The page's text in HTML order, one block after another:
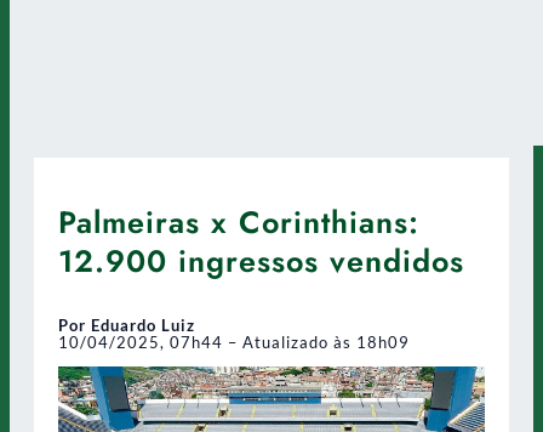
Palmeiras x Corinthians:
12.900 ingressos vendidos
Por Eduardo Luiz
10/04/2025, 07h44 – Atualizado às 18h09